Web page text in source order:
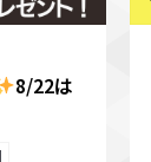
8/22は